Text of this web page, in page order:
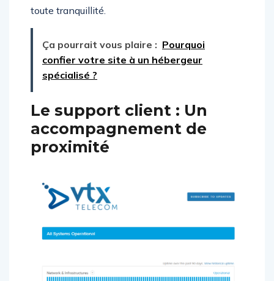
toute tranquillité.
Ça pourrait vous plaire : Pourquoi
confier votre site à un hébergeur
spécialisé ?
Le support client : Un
accompagnement de
proximité